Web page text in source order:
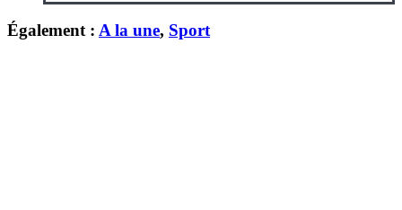
Également : A la une, Sport